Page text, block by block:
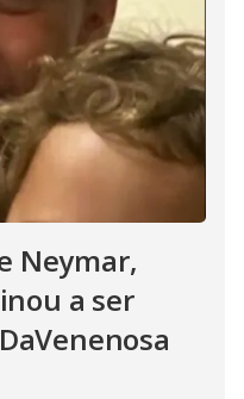
Neymar,
a ser